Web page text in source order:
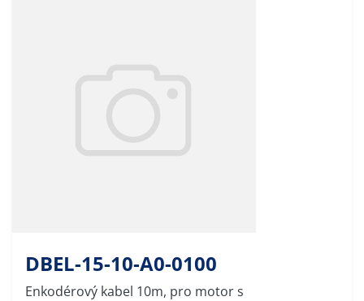
DBEL-15-10-A0-0100
Enkodérový kabel 10m, pro motor s